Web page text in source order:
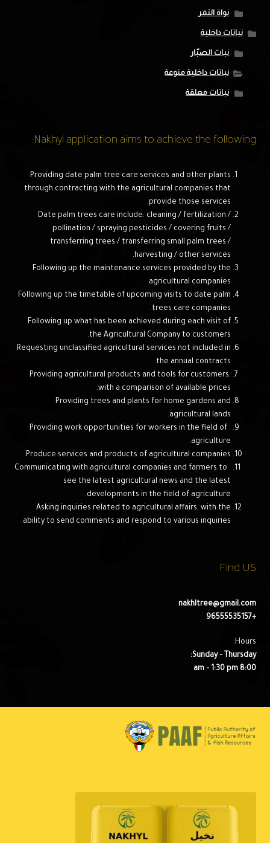
نواة التمر
نباتات داخلية
نبات الصبّار
نباتات داخلية منوعة
نباتات معلقة
Nakhyl application aims to achieve the following:
Providing date palm tree care services and other plants
through contracting with the agricultural companies that
provide those services.
Date palm trees care include: cleaning / fertilization /
pollination / spraying pesticides / covering fruits /
transferring trees / transferring small palm trees /
harvesting / other services.
Following up the maintenance services provided by the
agricultural companies.
Following up the timetable of upcoming visits to date palm
trees care companies.
Following up what has been achieved during each visit of
the Agricultural Company to customers.
Requesting unclassified agricultural services not included in
the annual contracts.
Providing agricultural products and tools for customers,
with a comparison of available prices.
Providing trees and plants for home gardens and
agricultural lands.
. Providing work opportunities for workers in the field of
agriculture.
Produce services and products of agricultural companies.
. Communicating with agricultural companies and farmers to
see the latest agricultural news and the latest
developments in the field of agriculture.
Asking inquiries related to agricultural affairs, with the
ability to send comments and respond to various inquiries.
Find US
nakhltree@gmail.com
+96555535157
Hours:
Sunday – Thursday:
8:00 am – 1:30 pm